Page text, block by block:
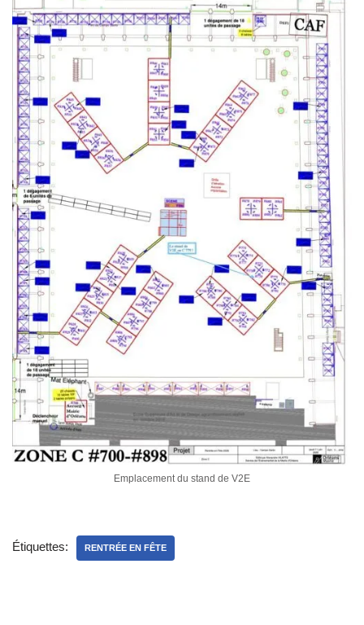
Emplacement du stand de V2E
Étiquettes: RENTRÉE EN FÊTE